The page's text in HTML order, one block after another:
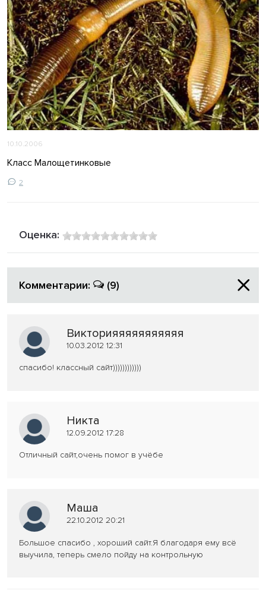
10.10.2006
Класс Малощетинковые
2
Оценка:
Комментарии: (9)
Викторияяяяяяяяяяя
10.03.2012 12:31
спасибо! классный сайт))))))))))))
Никта
12.09.2012 17:28
Отличный сайт,очень помог в учёбе
Маша
22.10.2012 20:21
Большое спасибо , хороший сайт.Я благодаря ему всё
выучила, теперь смело пойду на контрольную